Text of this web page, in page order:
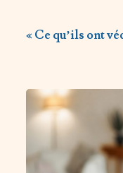
« Ce qu’ils ont